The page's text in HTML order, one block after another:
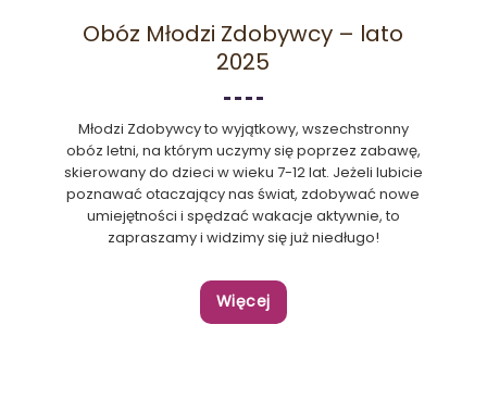
Obóz Młodzi Zdobywcy – lato
2025
Młodzi Zdobywcy to wyjątkowy, wszechstronny
obóz letni, na którym uczymy się poprzez zabawę,
skierowany do dzieci w wieku 7-12 lat. Jeżeli lubicie
poznawać otaczający nas świat, zdobywać nowe
umiejętności i spędzać wakacje aktywnie, to
zapraszamy i widzimy się już niedługo!
Więcej